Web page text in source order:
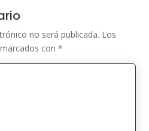
no será publicada. Los
con*